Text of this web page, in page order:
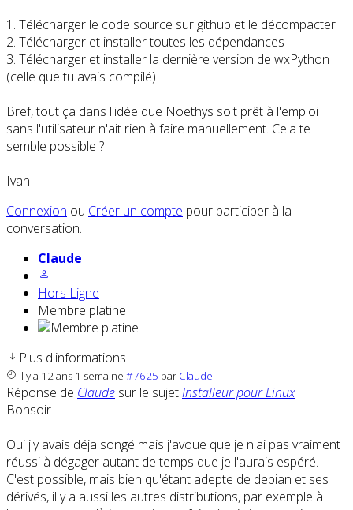
1. Télécharger le code source sur github et le décompacter
2. Télécharger et installer toutes les dépendances
3. Télécharger et installer la dernière version de wxPython
(celle que tu avais compilé)
Bref, tout ça dans l'idée que Noethys soit prêt à l'emploi
sans l'utilisateur n'ait rien à faire manuellement. Cela te
semble possible ?
Ivan
Connexion ou Créer un compte pour participer à la
conversation.
Claude
Hors Ligne
Membre platine
Plus d'informations
il y a 12 ans 1 semaine #7625 par Claude
Réponse de Claude sur le sujetInstalleur pour Linux
Bonsoir
Oui j'y avais déja songé mais j'avoue que je n'ai pas vraiment
réussi à dégager autant de temps que je l'aurais espéré.
C'est possible, mais bien qu'étant adepte de debian et ses
dérivés, il y a aussi les autres distributions, par exemple à